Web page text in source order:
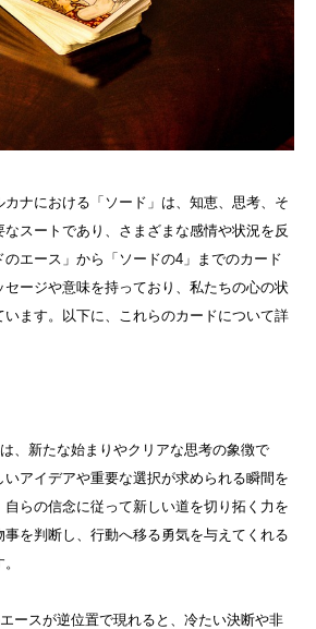
ナにおける「ソード」は、知恵、思考、そ
なスートであり、さまざまな感情や状況を反
エース」から「ソードの4」までのカード
ージや意味を持っており、私たちの心の状
ます。以下に、これらのカードについて詳
、新たな始まりやクリアな思考の象徴で
アイデアや重要な選択が求められる瞬間を
らの信念に従って新しい道を切り拓く力を
を判断し、行動へ移る勇気を与えてくれる
ースが逆位置で現れると、冷たい決断や非